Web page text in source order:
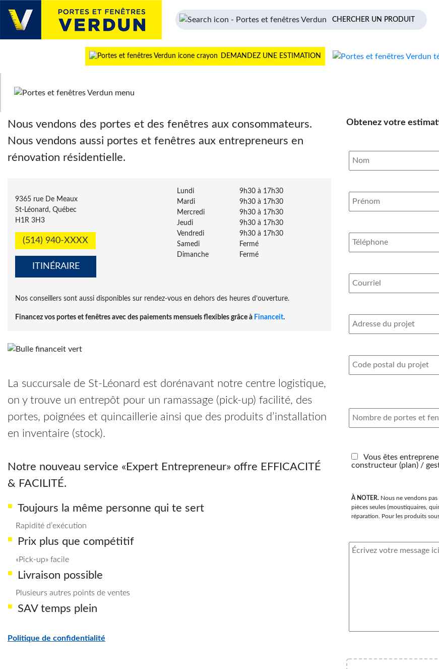
DEMANDEZ UNE ESTIMATION
Portes et Fenêtres Verdun à
Nous vendons des portes et des fenêtres aux consommateurs.
Nous vendons aussi portes et fenêtres aux entrepreneurs en
rénovation résidentielle.
9365 rue De Meaux
St-Léonard, Québec
H1R 3H3
(514) 940-XXXX
ITINÉRAIRE
Lundi
9h30 à 17h30
Mardi
9h30 à 17h30
Mercredi
9h30 à 17h30
Jeudi
9h30 à 17h30
Vendredi
9h30 à 17h30
Samedi
Fermé
Dimanche
Fermé
Nos conseillers sont aussi disponibles sur rendez-vous en dehors des heures d’ouverture.
Financez vos portes et fenêtres avec des paiements mensuels flexibles grâce à Financeit.
La succursale de St-Léonard est dorénavant notre centre logistique,
on y trouve un entrepôt pour un ramassage (pick-up) facilité, des
portes, poignées et quincaillerie ainsi que des produits d’installation
en inventaire (stock).
Notre nouveau service «Expert Entrepreneur» offre EFFICACITÉ
& FACILITÉ.
Toujours la même personne qui te sert
Rapidité d’exécution
Prix plus que compétitif
«Pick-up» facile
Livraison possible
Plusieurs autres points de ventes
SAV temps plein
Politique de confidentialité
Obtenez votre
Vous êtes
constructeur (plan) /
À NOTER. Nous ne vendons
pièces seules (moustiquaires,
réparation. Pour les produits